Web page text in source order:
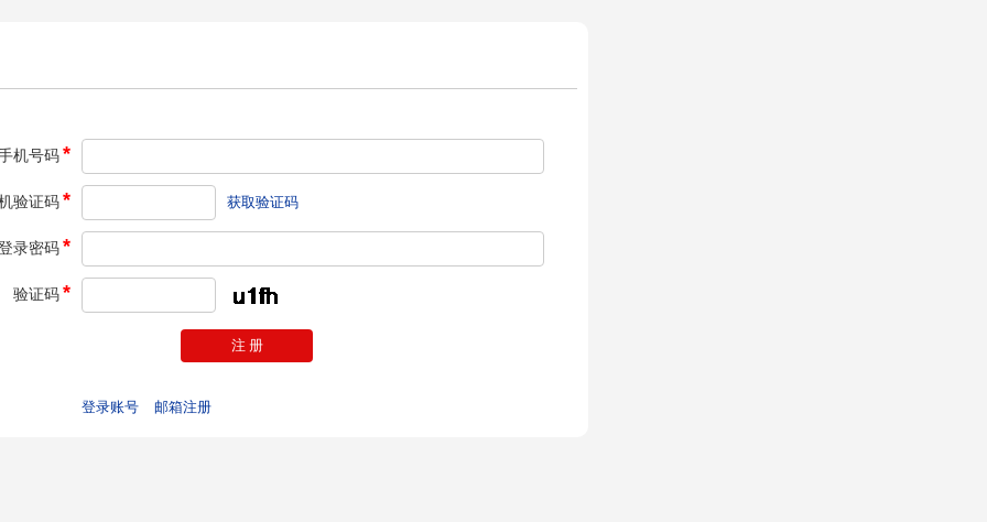
机号码
验证码 获取验证码
录密码
验证码
注 册
登录账号 邮箱注册